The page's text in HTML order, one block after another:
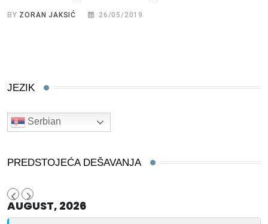
BY ZORAN JAKSIĆ 26/05/2019
JEZIK
Serbian
PREDSTOJEĆA DEŠAVANJA
AUGUST, 2026